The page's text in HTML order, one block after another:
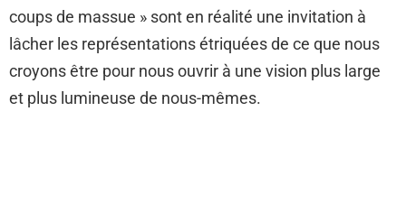
coups de massue » sont en réalité une invitation à
lâcher les représentations étriquées de ce que nous
croyons être pour nous ouvrir à une vision plus large
et plus lumineuse de nous-mêmes.